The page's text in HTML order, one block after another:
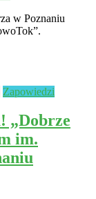
w Poznaniu
Zapowiedzi
„Dobrze
im.